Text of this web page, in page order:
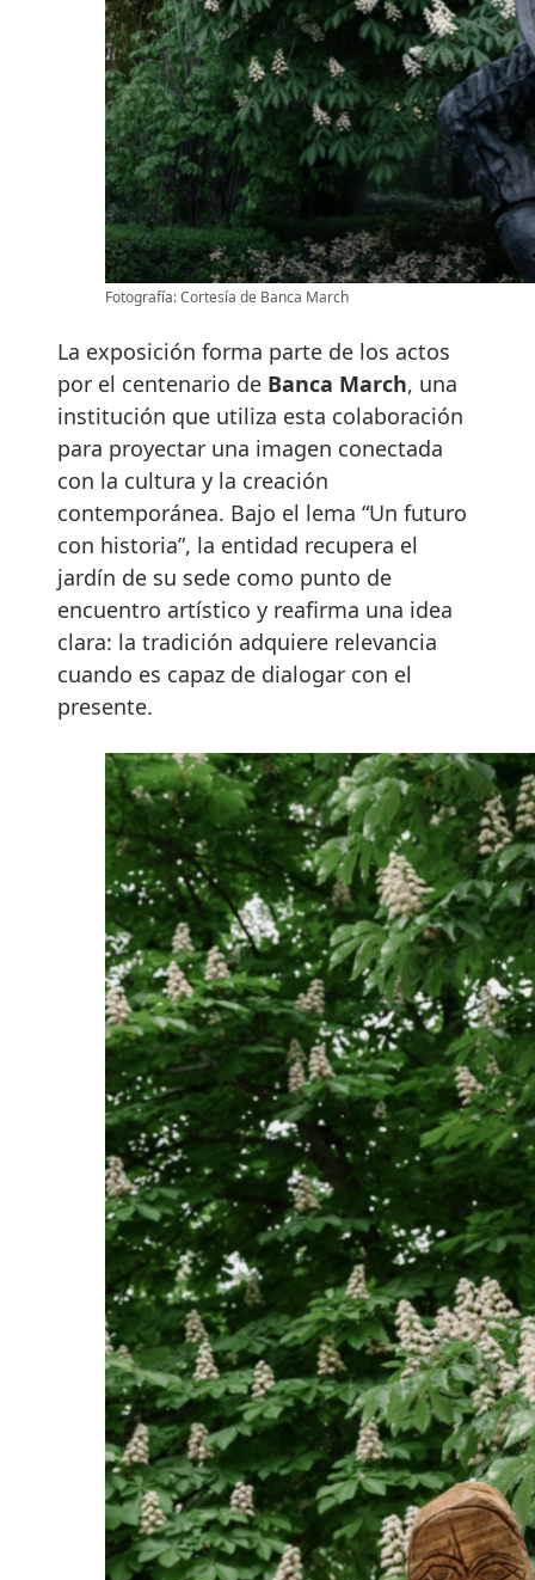
Fotografía: Cortesía de Banca March
La exposición forma parte de los actos
por el centenario de Banca March, una
institución que utiliza esta colaboración
para proyectar una imagen conectada
con la cultura y la creación
contemporánea. Bajo el lema “Un futuro
con historia”, la entidad recupera el
jardín de su sede como punto de
encuentro artístico y reafirma una idea
clara: la tradición adquiere relevancia
cuando es capaz de dialogar con el
presente.